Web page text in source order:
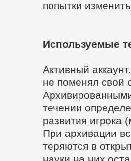
попытки
Используемые
Активный
не поменял свой
течении
развития игрока
При архивации
теряются в